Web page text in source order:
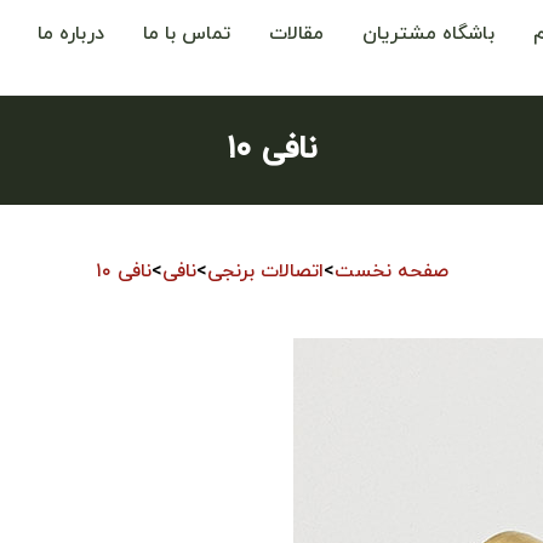
باشگاه مشتریان مقالات تماس با ما درباره ما
نافی ۱۰
صفحه نخست>اتصالات برنجی>نافی>نافی ۱۰